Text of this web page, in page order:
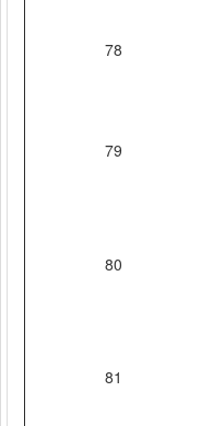
78
79
80
81